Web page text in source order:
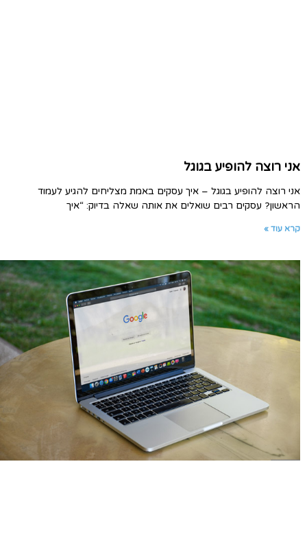
אני רוצה להופיע בגוגל
אני רוצה להופיע בגוגל – איך עסקים באמת מצליחים להגיע לעמוד
הראשון? עסקים רבים שואלים את אותה שאלה בדיוק: “איך
קרא עוד »